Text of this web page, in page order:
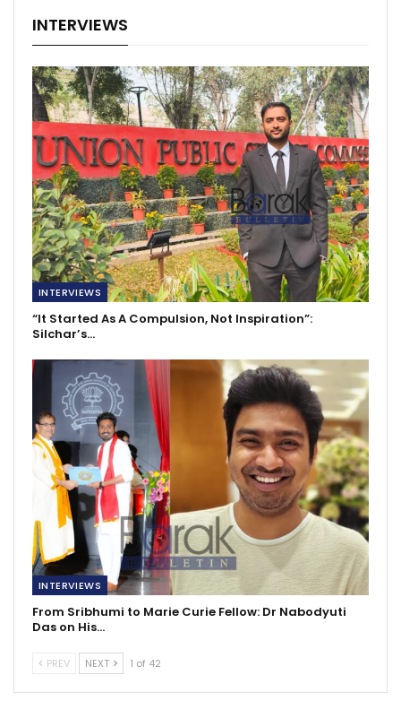
INTERVIEWS
INTERVIEWS
“It Started As A Compulsion, Not Inspiration”:
Silchar’s…
INTERVIEWS
From Sribhumi to Marie Curie Fellow: Dr Nabodyuti
Das on His…
PREV NEXT 1 of 42